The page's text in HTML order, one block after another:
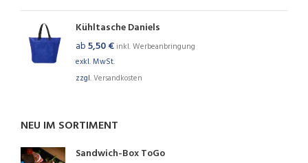
Kühltasche Daniels
ab5,50€ inkl. Werbeanbringung
exkl. MwSt.
zzgl.Versandkosten
NEU IM SORTIMENT
Sandwich-Box ToGo